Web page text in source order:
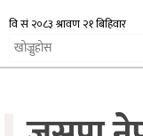
समाचार
प्रदेश
अर्थतन्त्र